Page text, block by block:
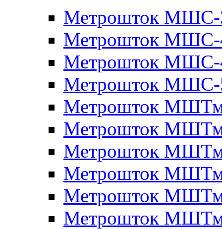
Метрошток МШС-
Метрошток МШС-
Метрошток МШС-
Метрошток МШС-
Метрошток
Метрошток
Метрошток
Метрошток
Метрошток
Метрошток